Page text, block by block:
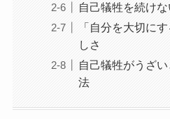
自己犠牲を続け
「自分を大切に
しさ
自己犠牲がうざ
法